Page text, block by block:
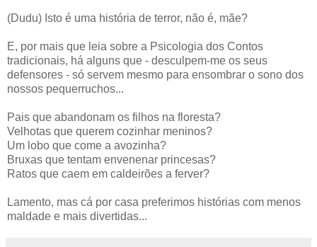
(Dudu) Isto é uma história de terror, não é, mãe?
E, por mais que leia sobre a Psicologia dos Contos
tradicionais, há alguns que - desculpem-me os seus
defensores - só servem mesmo para ensombrar o sono dos
nossos pequerruchos...
Pais que abandonam os filhos na floresta?
Velhotas que querem cozinhar meninos?
Um lobo que come a avozinha?
Bruxas que tentam envenenar princesas?
Ratos que caem em caldeirões a ferver?
Lamento, mas cá por casa preferimos histórias com menos
maldade e mais divertidas...